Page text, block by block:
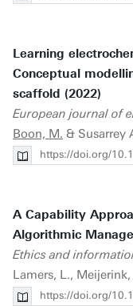
Learning
Conceptual
scaffold (2022)
European journal of
Boon, M. & Susarrey
https://doi.org/
A Capability
Algorithmic
Ethics and
Lamers, L.,
https://doi.org/